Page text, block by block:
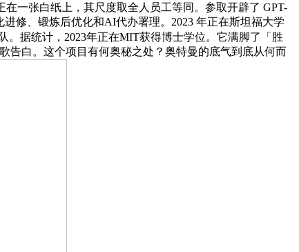
在一张白纸上，其尺度取全人员工等同。参取开辟了 GPT-
修、锻炼后优化和AI代办署理。2023 年正在斯坦福大学
。据统计，2023年正在MIT获得博士学位。它满脚了「胜
告白。这个项目有何奥秘之处？奥特曼的底气到底从何而